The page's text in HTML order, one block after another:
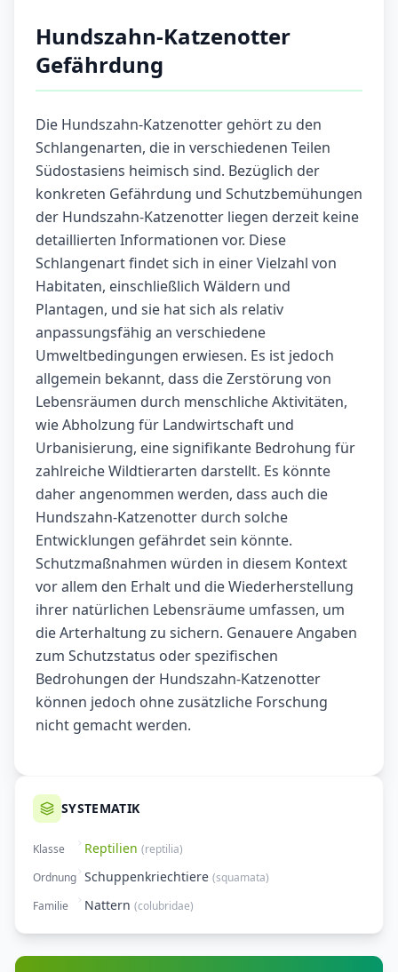
Hundszahn-Katzenotter
Gefährdung
Die Hundszahn-Katzenotter gehört zu den
Schlangenarten, die in verschiedenen Teilen
Südostasiens heimisch sind. Bezüglich der
konkreten Gefährdung und Schutzbemühungen
der Hundszahn-Katzenotter liegen derzeit keine
detaillierten Informationen vor. Diese
Schlangenart findet sich in einer Vielzahl von
Habitaten, einschließlich Wäldern und
Plantagen, und sie hat sich als relativ
anpassungsfähig an verschiedene
Umweltbedingungen erwiesen. Es ist jedoch
allgemein bekannt, dass die Zerstörung von
Lebensräumen durch menschliche Aktivitäten,
wie Abholzung für Landwirtschaft und
Urbanisierung, eine signifikante Bedrohung für
zahlreiche Wildtierarten darstellt. Es könnte
daher angenommen werden, dass auch die
Hundszahn-Katzenotter durch solche
Entwicklungen gefährdet sein könnte.
Schutzmaßnahmen würden in diesem Kontext
vor allem den Erhalt und die Wiederherstellung
ihrer natürlichen Lebensräume umfassen, um
die Arterhaltung zu sichern. Genauere Angaben
zum Schutzstatus oder spezifischen
Bedrohungen der Hundszahn-Katzenotter
können jedoch ohne zusätzliche Forschung
nicht gemacht werden.
SYSTEMATIK
Klasse Reptilien (reptilia)
Ordnung Schuppenkriechtiere (squamata)
Familie
Nattern (colubridae)